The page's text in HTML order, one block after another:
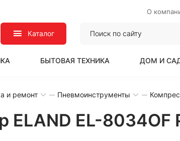
О
Каталог
БЫТОВАЯ ТЕХНИКА ДОМ И
и ремонт Пневмоинструменты
ELAND EL-8034OF